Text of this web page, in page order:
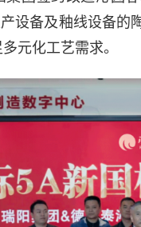
设备及釉线设备的
元化工艺需求。